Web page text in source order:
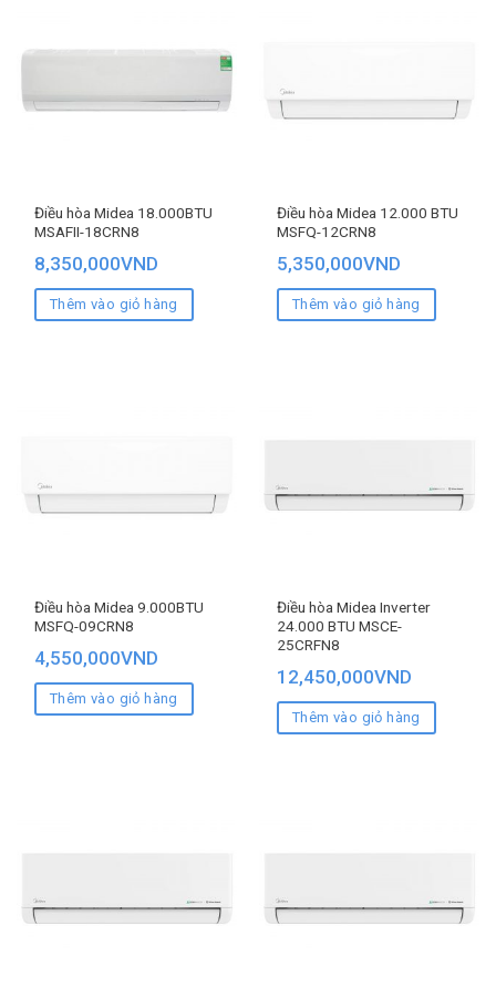
Điều hòa Midea 18.000BTU
MSAFII-18CRN8
8,350,000VND
Thêm vào giỏ hàng
Điều hòa Midea 12.000 BTU
MSFQ-12CRN8
5,350,000VND
Thêm vào giỏ hàng
Điều hòa Midea 9.000BTU
MSFQ-09CRN8
4,550,000VND
Thêm vào giỏ hàng
Điều hòa Midea Inverter
24.000 BTU MSCE-
25CRFN8
12,450,000VND
Thêm vào giỏ hàng